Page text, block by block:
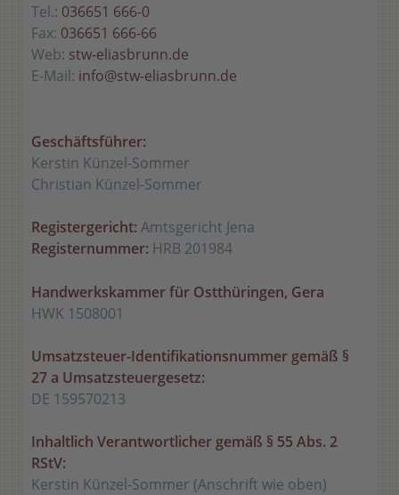
Tel.: 036651 666-0
Fax: 036651 666-66
Web: stw-eliasbrunn.de
E-Mail: info@stw-eliasbrunn.de
Geschäftsführer:
Kerstin Künzel-Sommer
Christian Künzel-Sommer
Registergericht: Amtsgericht Jena
Registernummer: HRB 201984
Handwerkskammer für Ostthüringen, Gera
HWK 1508001
Umsatzsteuer-Identifikationsnummer gemäß §
27 a Umsatzsteuergesetz:
DE 159570213
Inhaltlich Verantwortlicher gemäß § 55 Abs. 2
RStV:
Kerstin Künzel-Sommer (Anschrift wie oben)